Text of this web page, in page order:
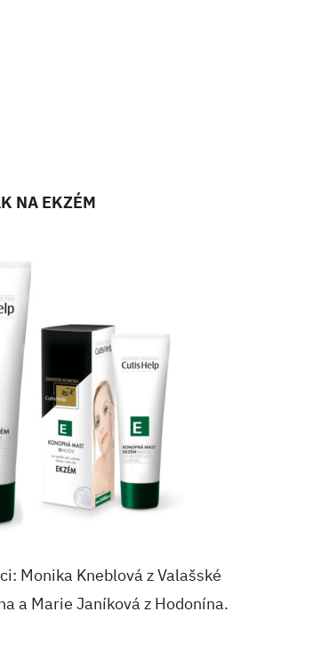
NA EKZÉM
Monika Kneblová z Valašské
a Marie Janíková z Hodonína.